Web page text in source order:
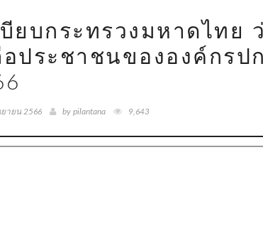
บียบกระทรวงมหาดไทย
อประชาชนขององค์กรป
ายน 2566 by pilantana 9,643